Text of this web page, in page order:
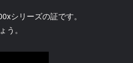
シリーズの証です。
。